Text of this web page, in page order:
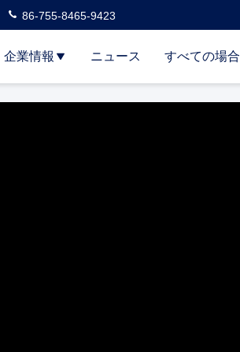
86-755-8465-9423
企業情報 ニュース すべての場合